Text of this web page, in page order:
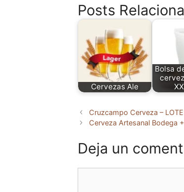
Posts
Cervezas Ale
Bolsa
Cruzcampo Cerveza –
Cerveza Artesanal Bodega
Deja un